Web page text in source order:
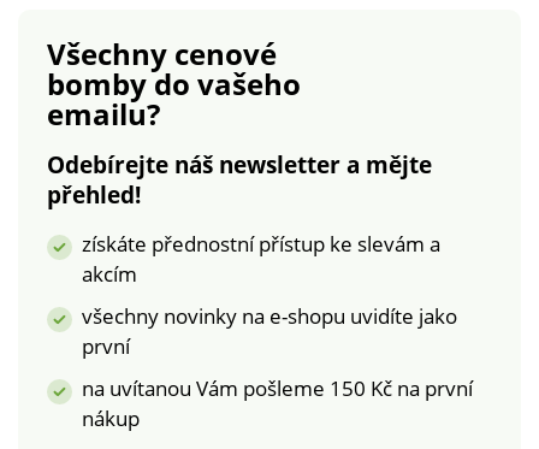
Všechny cenové
bombydo vašeho
emailu?
Odebírejte náš newsletter a mějte
přehled!
získáte přednostní přístup ke slevám a
akcím
všechny novinky na e-shopu uvidíte jako
první
na uvítanou Vám pošleme 150 Kč na první
nákup